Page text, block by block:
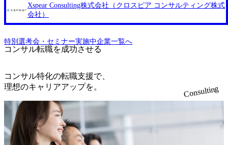
Xspear Consulting株式会社（クロスピア コンサルティング株式
会社）
特別選考会・セミナー実施中企業一覧へ
コンサル転職を成功させる
コンサル特化の転職支援で、
理想のキャリアアップを。
Consulting